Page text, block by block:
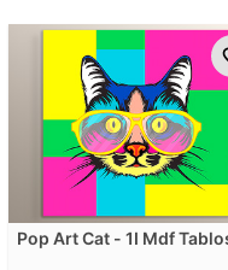
Pop Art Cat - 1I Mdf